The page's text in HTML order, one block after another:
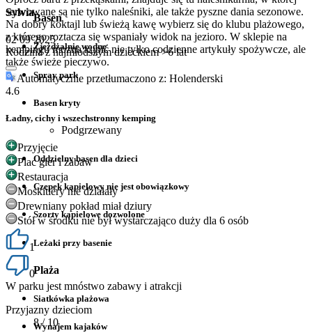
serwowane są nie tylko naleśniki, ale także pyszne dania sezonowe.
Na dobry koktajl lub świeżą kawę wybierz się do klubu plażowego,
z którego roztacza się wspaniały widok na jezioro. W sklepie na
kempingu można kupić nie tylko codzienne artykuły spożywcze, ale
także świeże pieczywo.
Basen
Zjeżdżalnie wodne
Spray park
Basen kryty
Podgrzewany
Oddzielny basen dla dzieci
Czepek kąpielowy nie jest obowiązkowy
Szorty kąpielowe dozwolone
Leżaki przy basenie
Plaża
Siatkówka plażowa
Wynajem kajaków
Sylvia
02 09 2025
Rodzina z najmłodszym dzieckiem >6 lat
Automatycznie przetłumaczono z: Holenderski
4.6
Ładny, cichy i wszechstronny kemping
Przyjęcie
Plac gier i zabaw
Restauracja
Moskitiery nie działały
Drewniany pokład miał dziury
Stół w środku nie był wystarczająco duży dla 6 osób
1
0
W parku jest mnóstwo zabawy i atrakcji
Przyjazny dzieciom
8/ 10